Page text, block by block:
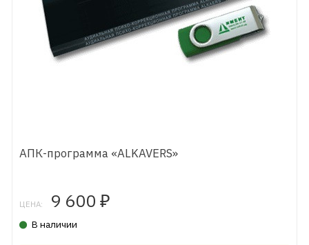
АПК-программа «ALKAVERS»
ЦЕНА: 9 600 ₽
В наличии